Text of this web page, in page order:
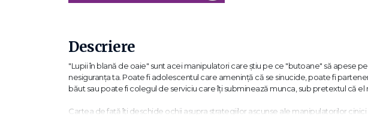
Descriere
"Lupii în blană de oaie" sunt acei manipulatori care știu pe ce "butoane" să apese
nesiguranța ta. Poate fi adolescentul care amenință că se sinucide, poate fi
băut sau poate fi colegul de serviciu care îți subminează munca, sub pretextul că el
Cartea de față îți deschide ochii asupra strategiilor ascunse ale manipulatorilor